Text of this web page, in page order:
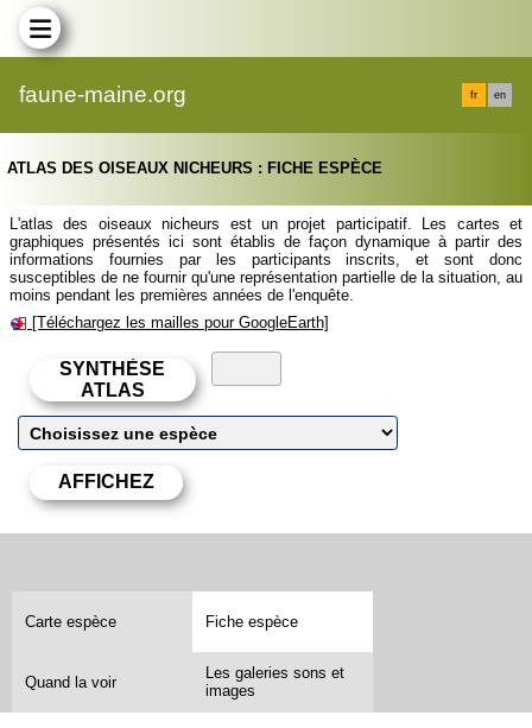
faune-maine.org fr en
ATLAS DES OISEAUX NICHEURS : FICHE ESPÈCE
L'atlas des oiseaux nicheurs est un projet participatif. Les cartes et
graphiques présentés ici sont établis de façon dynamique à partir des
informations fournies par les participants inscrits, et sont donc
susceptibles de ne fournir qu'une représentation partielle de la situation, au
moins pendant les premières années de l'enquête.
[Téléchargez les mailles pour GoogleEarth]
Carte espèce Fiche espèce
Quand la voir
Les galeries sons et
images